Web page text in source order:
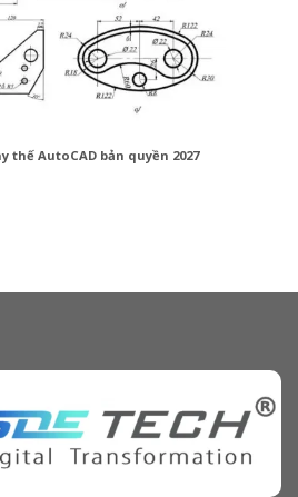
thế AutoCAD bản quyền 2027